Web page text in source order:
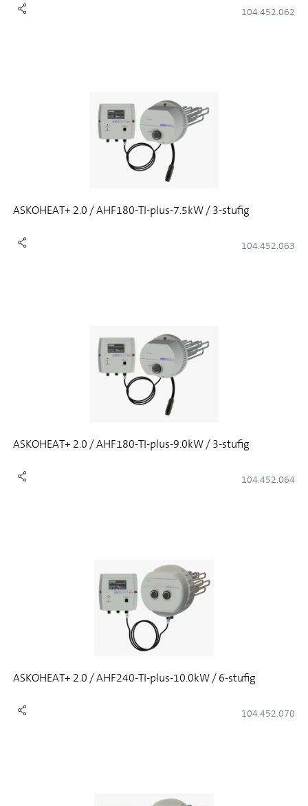
104.452.062
ASKOHEAT+ 2.0 / AHF180-TI-plus-7.5kW / 3-stufig
104.452.063
ASKOHEAT+ 2.0 / AHF180-TI-plus-9.0kW / 3-stufig
104.452.064
ASKOHEAT+ 2.0 / AHF240-TI-plus-10.0kW / 6-stufig
104.452.070